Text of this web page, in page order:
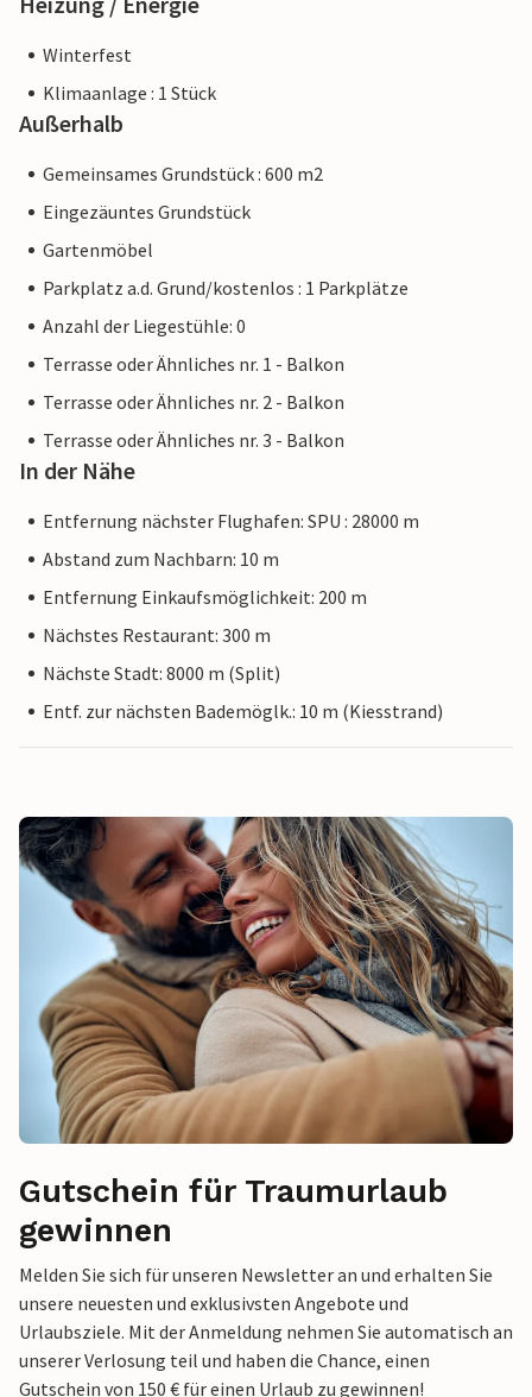
Winterfest
Klimaanlage : 1 Stück
Außerhalb
Gemeinsames Grundstück : 600 m2
Eingezäuntes Grundstück
Gartenmöbel
Parkplatz a.d. Grund/kostenlos : 1 Parkplätze
Anzahl der Liegestühle: 0
Terrasse oder Ähnliches nr. 1 - Balkon
Terrasse oder Ähnliches nr. 2 - Balkon
Terrasse oder Ähnliches nr. 3 - Balkon
In der Nähe
Entfernung nächster Flughafen: SPU : 28000 m
Abstand zum Nachbarn: 10 m
Entfernung Einkaufsmöglichkeit: 200 m
Nächstes Restaurant: 300 m
Nächste Stadt: 8000 m (Split)
Entf. zur nächsten Bademöglk.: 10 m (Kiesstrand)
Gutschein für Traumurlaub
gewinnen
Melden Sie sich für unseren Newsletter an und erhalten Sie
unsere neuesten und exklusivsten Angebote und
Urlaubsziele. Mit der Anmeldung nehmen Sie automatisch an
unserer Verlosung teil und haben die Chance, einen
Gutschein von 150 € für einen Urlaub zu gewinnen!